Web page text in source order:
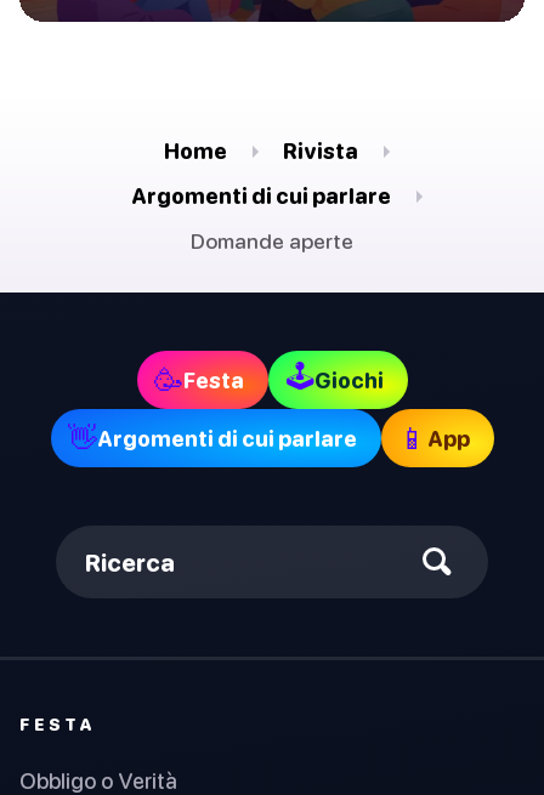
Home
Rivista
Argomenti di cui parlare
Domande aperte
🥳Festa 🕹Giochi
👋Argomenti di cui parlare 📱 App
Ricerca
FESTA
Obbligo o Verità